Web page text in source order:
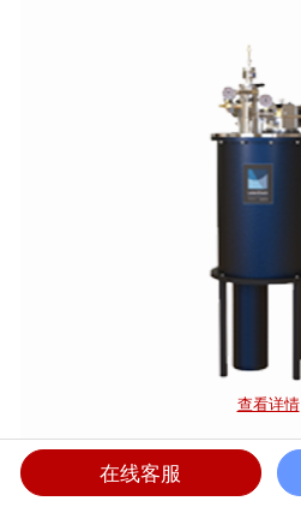
查看详情
♢ 无液氦制冷
♢ 温度范围1.5 K~800 K
在线客服